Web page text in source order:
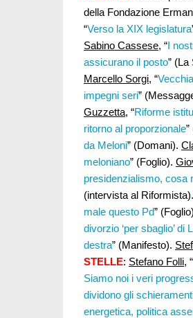
della Fondazione
“Verso la XIX legislatura
Sabino Cassese, “I
assicurano il posto” (La
Marcello Sorgi, “
impegni seri”
Guzzetta, “Riforme
ritorno al proporzionale
da Meloni” (Domani).
meloniano” (Foglio).
presidenzialismo, cosa
(intervista al Riformista).
male questo Pd”
divorzio ‘per sbaglio’ di
destra” (Manifesto).
STELLE: Stefano Folli, “
Siamo noi i veri
dividono gli
energetica, politica